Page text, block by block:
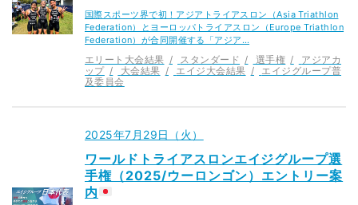
国際スポーツ界で初！アジアトライアスロン（Asia Triathlon
Federation）とヨーロッパトライアスロン（Europe Triathlon
Federation）が合同開催する「アジア…
エリート大会結果 スタンダード 選手権
アジアカ
ップ
大会結果 エイジ大会結果
エイジグループ普
及委員会
2025年7月29日（火）
ワールドトライアスロンエイジグループ選
手権（2025/ウーロンゴン）エントリー案
内